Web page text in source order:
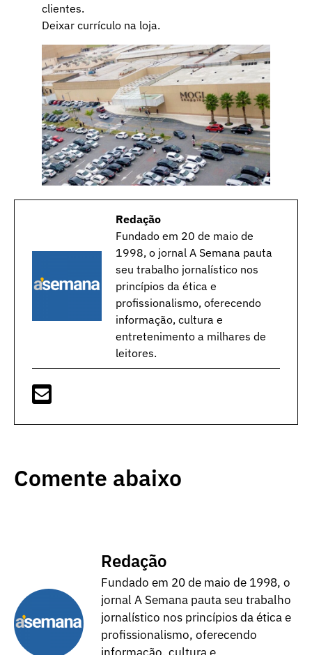
clientes.
Deixar currículo na loja.
Redação
Fundado em 20 de maio de
1998, o jornal A Semana pauta
seu trabalho jornalístico nos
princípios da ética e
profissionalismo, oferecendo
informação, cultura e
entretenimento a milhares de
leitores.
Comente abaixo
Redação
Fundado em 20 de maio de 1998, o
jornal A Semana pauta seu trabalho
jornalístico nos princípios da ética e
profissionalismo, oferecendo